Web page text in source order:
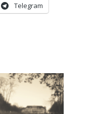
Telegram